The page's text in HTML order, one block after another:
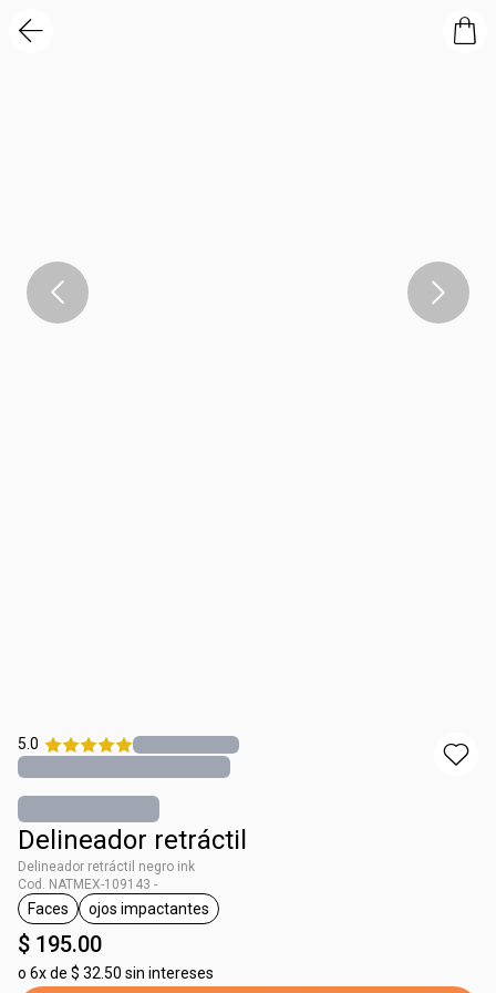
5.0
Delineador retráctil
Delineador retráctil negro ink
Cod. NATMEX-109143 -
etiqueta Faces
Faces
etiqueta ojos impactantes
ojos impactantes
$ 195.00
o 6x de $ 32.50 sin intereses